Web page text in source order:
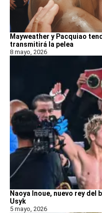
Mayweather y Pacquiao
transmitirá la pelea
8 mayo, 2026
Naoya Inoue, nuevo rey
Usyk
5 mayo, 2026